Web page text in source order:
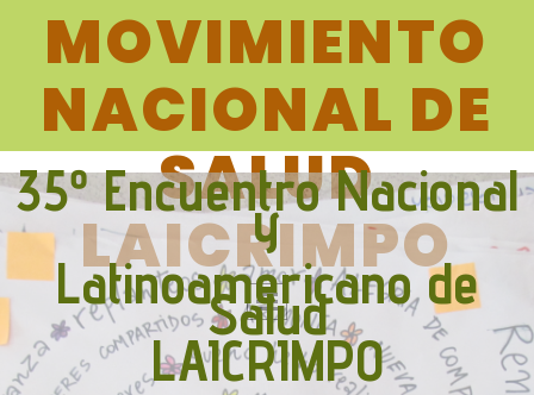
MOVIMIENTO
NACIONAL DE
SALUD
LAICRIMPO
35º EncuentroNacional
y
Latinoamericanode
Salud
LAICRIMPO